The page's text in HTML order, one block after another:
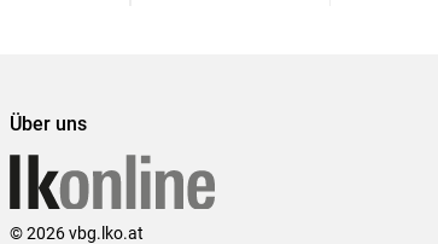
Über uns
© 2026 vbg.lko.at